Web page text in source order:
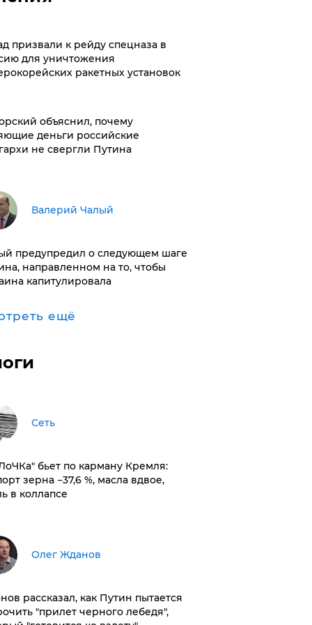
призвали к рейду спецназа в
для уничтожения
ракетных установок
объяснил, почему
деньги российские
не свергли Путина
Валерий Чалый
предупредил о следующем шаге
направленном на то, чтобы
капитулировала
ещё
Сеть
бьет по карману Кремля:
зерна −37,6 %, масла вдвое,
в коллапсе
Олег Жданов
рассказал, как Путин пытается
"прилет черного лебедя",